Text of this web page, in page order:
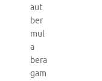
aut
ber
mul
a
bera
gam